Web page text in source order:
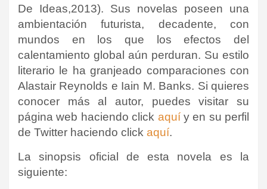
De Ideas,2013). Sus novelas poseen una
ambientación futurista, decadente, con
mundos en los que los efectos del
calentamiento global aún perduran. Su estilo
literario le ha granjeado comparaciones con
Alastair Reynolds e Iain M. Banks. Si quieres
conocer más al autor, puedes visitar su
página web haciendo click aquíy en su perfil
de Twitter haciendo click aquí.
La sinopsis oficial de esta novela es la
siguiente: